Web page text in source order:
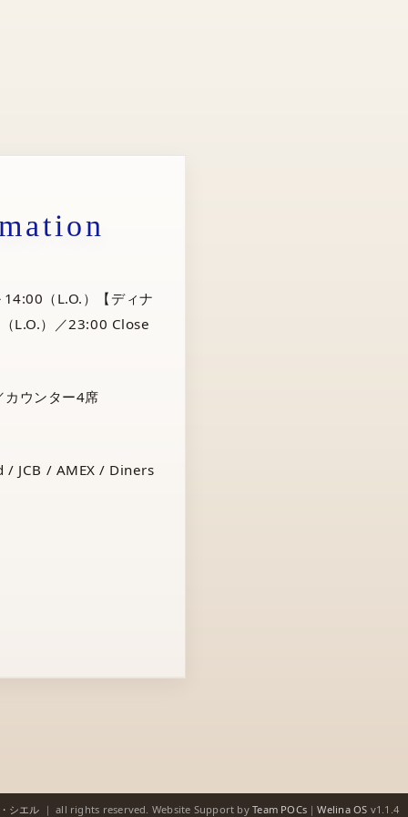
（L.O.）【ディナ
L.O.）／23:00 Close
ウンター4席
/ JCB / AMEX / Diners
シエル ｜ all rights reserved. Website Support byTeam POCs ｜Welina OS v1.1.4